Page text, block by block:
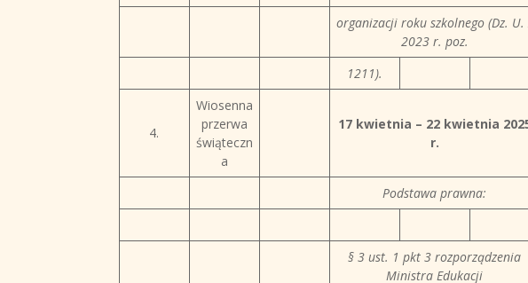
organizacji roku szkolnego (Dz. U.
2023 r. poz.
1211).
4.
Wiosenna
przerwa
świąteczn
a
17 kwietnia – 22 kwietnia
r.
Podstawa prawna:
§ 3 ust. 1 pkt 3 rozporządzenia
Ministra Edukacji